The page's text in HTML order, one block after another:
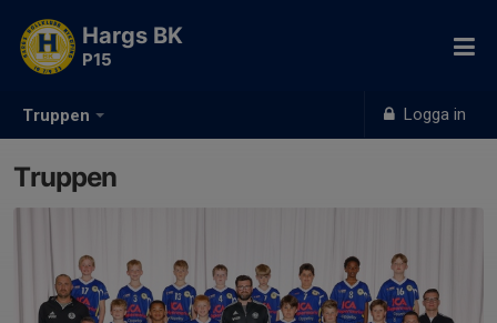
Truppen Logga in
Hargs BK
P15
Truppen